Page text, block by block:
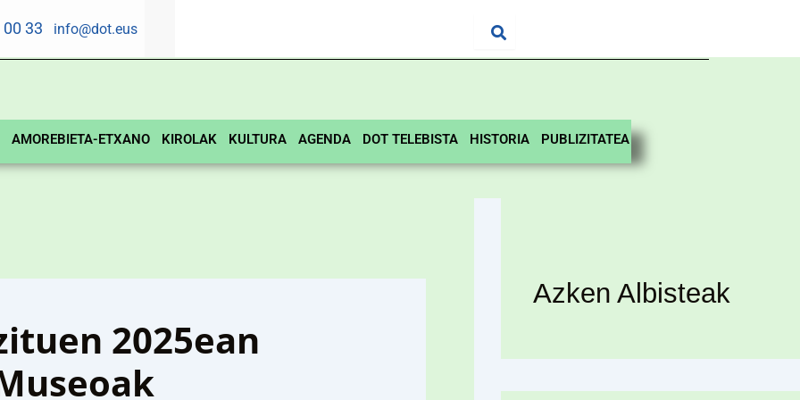
00 33 info@dot.eus
AMOREBIETA-ETXANO KIROLAK KULTURA AGENDA DOT TELEBISTA HISTORIA PUBLIZITATEA
2025ean
Azken Albisteak